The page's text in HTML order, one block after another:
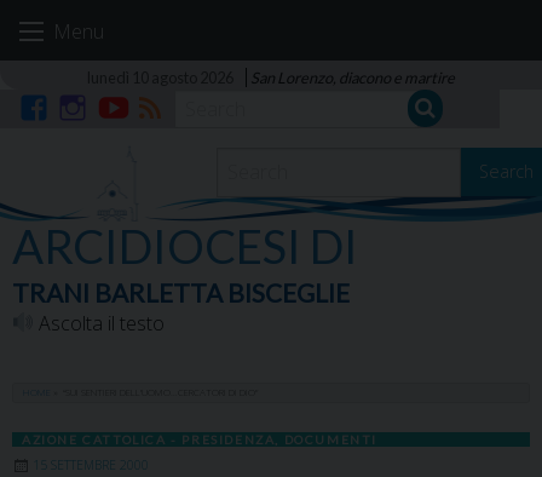
Menu
San Lorenzo, diacono e martire
Search
ARCIDIOCESI DI
TRANI BARLETTA BISCEGLIE
Ascolta il testo
AZIONE CATTOLICA - PRESIDENZA DOCUMENTI
15 SETTEMBRE 2000